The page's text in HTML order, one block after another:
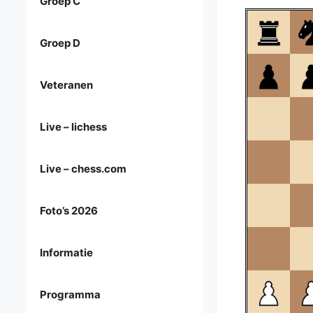
Groep D
Veteranen
Live – lichess
Live – chess.com
Foto’s 2026
Informatie
Programma